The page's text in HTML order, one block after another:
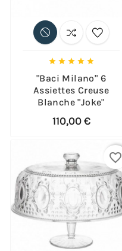
    
"Baci Milano" 6
Assiettes Creuse
Blanche "Joke"
110,00 €
favorite_border